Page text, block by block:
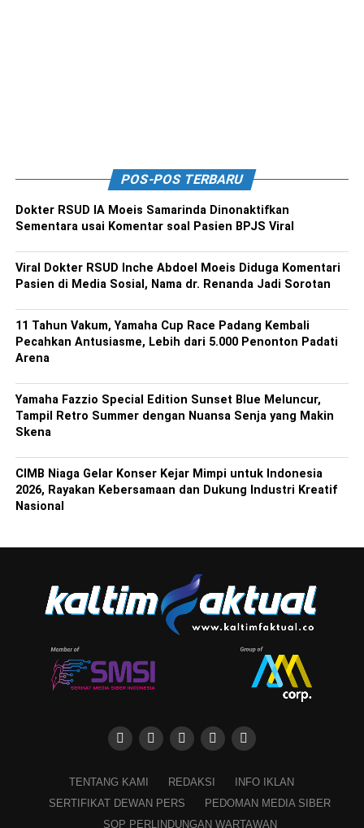
POS-POS TERBARU
Dokter RSUD IA Moeis Samarinda Dinonaktifkan
Sementara usai Komentar soal Pasien BPJS Viral
Viral Dokter RSUD Inche Abdoel Moeis Diduga Komentari
Pasien di Media Sosial, Nama dr. Renanda Jadi Sorotan
11 Tahun Vakum, Yamaha Cup Race Padang Kembali
Pecahkan Antusiasme, Lebih dari 5.000 Penonton Padati
Arena
Yamaha Fazzio Special Edition Sunset Blue Meluncur,
Tampil Retro Summer dengan Nuansa Senja yang Makin
Skena
CIMB Niaga Gelar Konser Kejar Mimpi untuk Indonesia
2026, Rayakan Kebersamaan dan Dukung Industri Kreatif
Nasional
TENTANG KAMI REDAKSI
INFO IKLAN
SERTIFIKAT DEWAN PERS
PEDOMAN MEDIA SIBER
SOP PERLINDUNGAN WARTAWAN